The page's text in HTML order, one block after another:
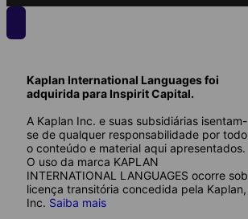
Kaplan International Languages foi
adquirida para Inspirit Capital.
A Kaplan Inc. e suas subsidiárias isentam-
se de qualquer responsabilidade por todo
o conteúdo e material aqui apresentados.
O uso da marca KAPLAN
INTERNATIONAL LANGUAGES ocorre sob
licença transitória concedida pela Kaplan,
Inc. Saiba mais